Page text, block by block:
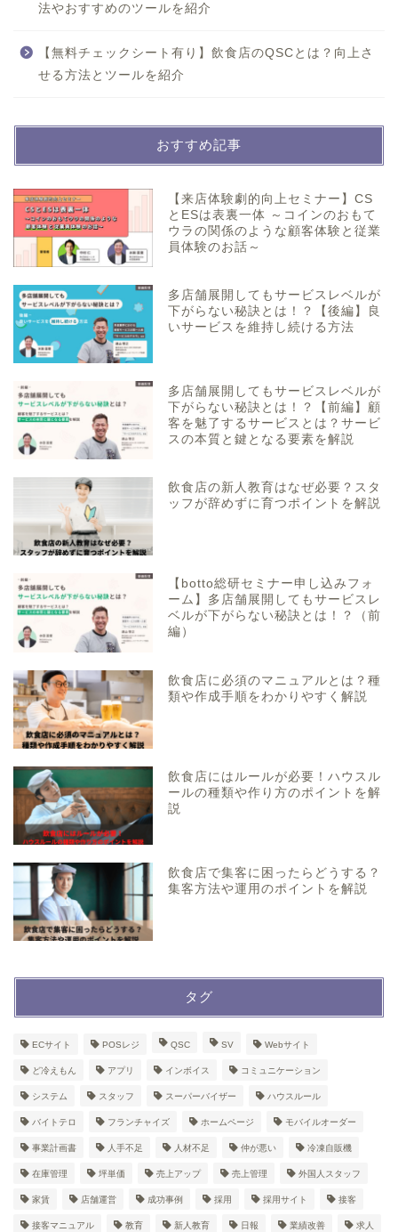
法やおすすめのツールを紹介
【無料チェックシート有り】飲食店のQSCとは？向上さ
せる方法とツールを紹介
おすすめ記事
【来店体験劇的向上セミナー】CS
とESは表裏一体 ～コインのおもて
ウラの関係のような顧客体験と従業
員体験のお話～
多店舗展開してもサービスレベルが
下がらない秘訣とは！？【後編】良
いサービスを維持し続ける方法
多店舗展開してもサービスレベルが
下がらない秘訣とは！？【前編】顧
客を魅了するサービスとは？サービ
スの本質と鍵となる要素を解説
飲食店の新人教育はなぜ必要？スタ
ッフが辞めずに育つポイントを解説
【botto総研セミナー申し込みフォ
ーム】多店舗展開してもサービスレ
ベルが下がらない秘訣とは！？（前
編）
飲食店に必須のマニュアルとは？種
類や作成手順をわかりやすく解説
飲食店にはルールが必要！ハウスル
ールの種類や作り方のポイントを解
説
飲食店で集客に困ったらどうする？
集客方法や運用のポイントを解説
タグ
ECサイト POSレジ QSC SV Webサイト
ど冷えもん アプリ インボイス コミュニケーション
システム スタッフ スーパーバイザー ハウスルール
バイトテロ フランチャイズ ホームページ モバイルオーダー
事業計画書 人手不足 人材不足 仲が悪い 冷凍自販機
在庫管理 坪単価 売上アップ 売上管理 外国人スタッフ
家賃 店舗運営 成功事例 採用 採用サイト 接客
接客マニュアル 教育 新人教育 日報 業績改善 求人